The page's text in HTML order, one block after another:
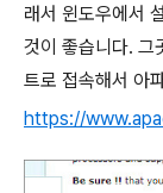
래서 윈도우에서
것이 좋습니다. 그
트로 접속해서 아
https://